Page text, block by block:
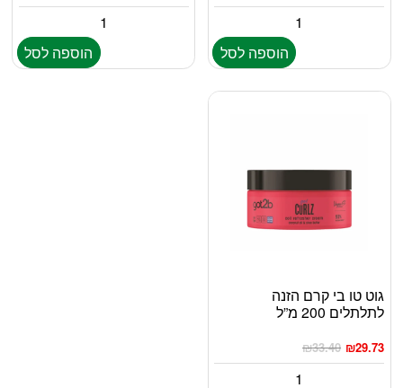
הוספה לסל הוספה לסל
גוט טו בי קרם הזנה
לתלתלים 200 מ”ל
₪33.40 ₪29.73